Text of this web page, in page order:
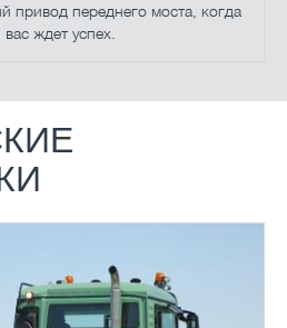
привод переднего моста, когда
ждет успех.